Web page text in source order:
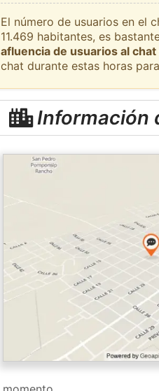
El número de usuarios en el
11.469 habitantes, es
afluencia de usuarios al
chat durante estas horas
Información